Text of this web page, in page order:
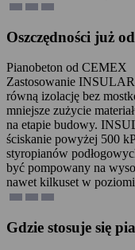
Oszczędności już
Pianobeton od CEMEX
Zastosowanie
równą izolację bez
mniejsze zużycie
na etapie budowy.
ściskanie powyżej 500
styropianów
być pompowany na
nawet kilkuset w
Gdzie stosuje się